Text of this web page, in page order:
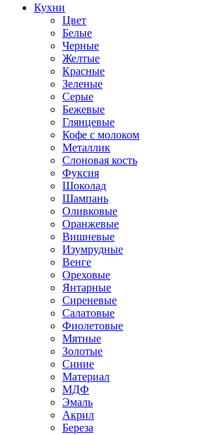
Кухни
Цвет
Белые
Черные
Желтые
Красные
Зеленые
Серые
Бежевые
Глянцевые
Кофе с молоком
Металлик
Слоновая кость
Фуксия
Шоколад
Шампань
Оливковые
Оранжевые
Вишневые
Изумрудные
Венге
Ореховые
Янтарные
Сиреневые
Салатовые
Фиолетовые
Мятные
Золотые
Синие
Материал
МДФ
Эмаль
Акрил
Береза